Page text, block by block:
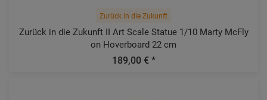
Zurück in die Zukunft
Zurück in die Zukunft II Art Scale Statue 1/10 Marty McFly
on Hoverboard 22 cm
189,00 € *